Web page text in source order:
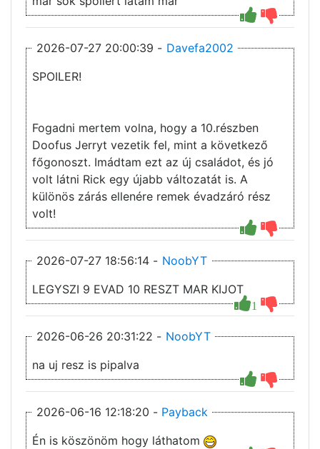
2026-07-27 20:00:39 - Davefa2002
SPOILER!
Fogadni mertem volna, hogy a 10.részben
Doofus Jerryt vezetik fel, mint a következő
főgonoszt. Imádtam ezt az új családot, és jó
volt látni Rick egy újabb változatát is. A
különös zárás ellenére remek évadzáró rész
volt!
2026-07-27 18:56:14 - NoobYT
1
LEGYSZI 9 EVAD 10 RESZT MAR KIJOT
2026-06-26 20:31:22 - NoobYT
na uj resz is pipalva
2026-06-16 12:18:20 - Payback
Én is köszönöm hogy láthatom